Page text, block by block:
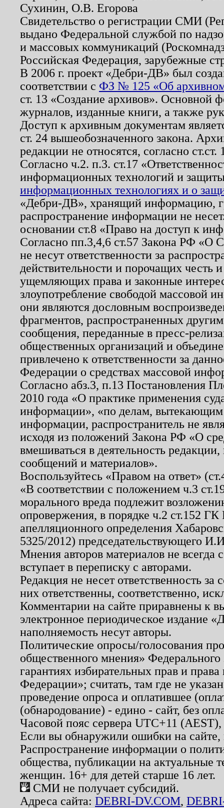
Сухинин, О.В. Егорова
Свидетельство о регистрации СМИ
выдано Федеральной службой по
и массовых коммуникаций
Российская Федерация, зарубежные
В 2006 г. проект «Дебри-ДВ» был
соответствии с ФЗ № 125 «Об
ст. 13 «Создание архивов». Основной
журналов, изданные книги, а также
Доступ к архивным документам
ст. 24 вышеобозначенного закона.
редакции не относятся, согласно
Согласно ч.2. п.3. ст.17
информационных технологий и
информационных технологиях и о
«Дебри-ДВ», хранящий информацию,
распространение информации не
основании ст.8 «Право на доступ к
Согласно пп.3,4,6 ст.57 Закона РФ «О
не несут ответственности за
действительности и порочащих честь
ущемляющих права и законные
злоупотребление свободой массовой
они являются дословным
фрагментов, распространенных
сообщения, переданные в пресс-
общественных организаций и
привлечено к ответственности за
Федерации о средствах массовой
Согласно абз.3, п.13 Постановления
2010 года «О практике применения
информации», «по делам, вытекающим
информации, распространитель не
исходя из положений Закона РФ «О
вмешиваться в деятельность
сообщений и материалов».
Воспользуйтесь «Правом на ответ»
«В соответствии с положением ч.3
морального вреда подлежит
опровержения, в порядке ч.2 ст.152
апелляционного определения
5325/2012) председательствующего
Мнения авторов материалов не
вступает в переписку с авторами.
Редакция не несет ответственность
них ответственны, соответственно,
Комментарии на сайте приравнены к
электронное периодическое издание
наполняемость несут авторы.
Политические опросы/голосования
общественного мнения»
гарантиях избирательных прав и
Федерации»; считать, там где не
проведение опроса и оплатившее
(обнародование) - едино - сайт, без
Часовой пояс сервера UTC+11
Если вы обнаружили ошибки на
Распространение информации о
общества, публикации на актуальные
женщин. 16+ для детей старше 16 лет.
СМИ не получает субсидий.
Адреса сайта: DEBRI-DV.COM,